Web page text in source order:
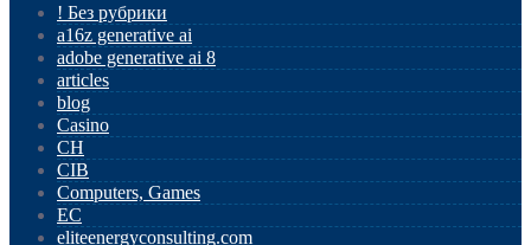
! Без рубрики
a16z generative ai
adobe generative ai 8
articles
blog
Casino
CH
CIB
Computers, Games
EC
eliteenergyconsulting.com